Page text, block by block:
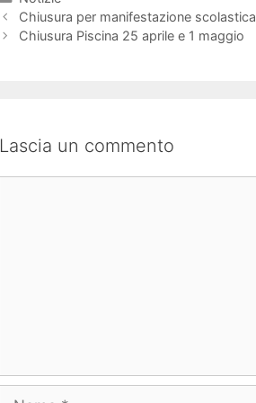
Chiusura per manifestazione scolastica
Chiusura Piscina 25 aprile e 1 maggio
Lascia un commento